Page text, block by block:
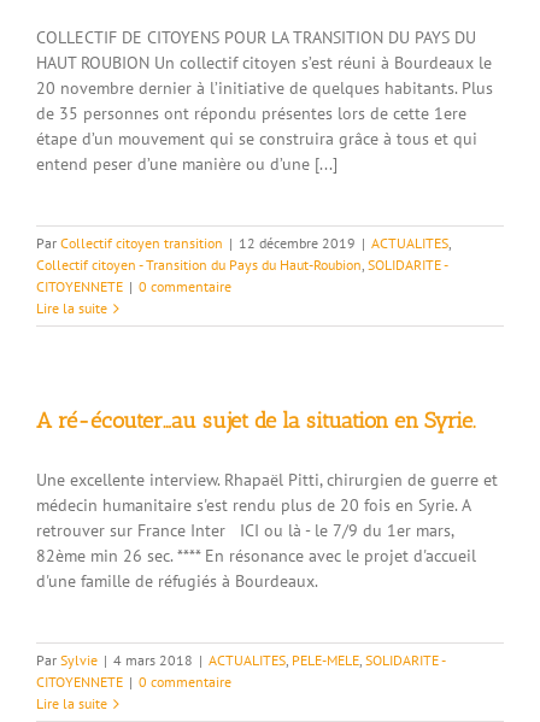
COLLECTIF DE CITOYENS POUR LA TRANSITION DU PAYS DU
HAUT ROUBION Un collectif citoyen s’est réuni à Bourdeaux le
20 novembre dernier à l’initiative de quelques habitants. Plus
de 35 personnes ont répondu présentes lors de cette 1ere
étape d’un mouvement qui se construira grâce à tous et qui
entend peser d’une manière ou d’une [...]
Par Collectif citoyen transition | 12 décembre 2019 | ACTUALITES,
Collectif citoyen - Transition du Pays du Haut-Roubion, SOLIDARITE -
CITOYENNETE | 0 commentaire
Lire la suite
A ré-écouter…au sujet de la situation en Syrie.
Une excellente interview. Rhapaël Pitti, chirurgien de guerre et
médecin humanitaire s'est rendu plus de 20 fois en Syrie. A
retrouver sur France Inter ICI ou là - le 7/9 du 1er mars,
82ème min 26 sec. **** En résonance avec le projet d'accueil
d'une famille de réfugiés à Bourdeaux.
Par Sylvie | 4 mars 2018 | ACTUALITES, PELE-MELE, SOLIDARITE -
CITOYENNETE | 0 commentaire
Lire la suite